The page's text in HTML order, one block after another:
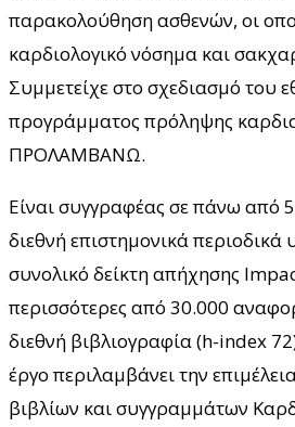
παρακολούθηση ασθενών, οι
καρδιολογικό νόσημα και
Συμμετείχε στο σχεδιασμό του
προγράμματος πρόληψης
ΠΡΟΛΑΜΒΑΝΩ.
Είναι συγγραφέας σε πάνω από
διεθνή επιστημονικά
συνολικό δείκτη απήχησης
περισσότερες από 30.000
διεθνή βιβλιογραφία (h-index
έργο περιλαμβάνει την
βιβλίων και συγγραμμάτων